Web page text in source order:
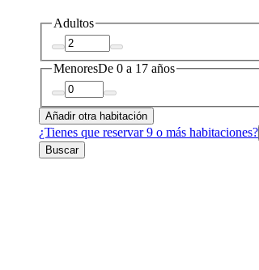
Adultos
MenoresDe 0 a 17 años
Añadir otra habitación
¿Tienes que reservar 9 o más habitaciones?
Buscar